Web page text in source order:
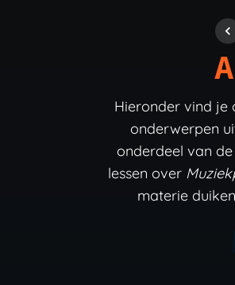
Hieronder vind je
onderwerpen
onderdeel van de
lessen over
materie